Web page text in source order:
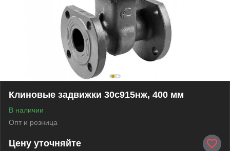
Клиновые задвижки 30с915нж, 400 мм
В наличии
Опт и розница
Цену уточняйте